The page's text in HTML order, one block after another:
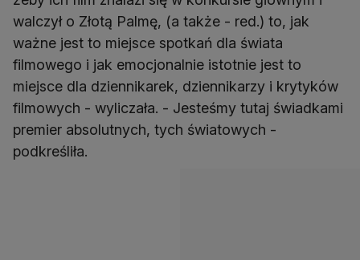
walczył o Złotą Palmę, (a także - red.) to, jak
ważne jest to miejsce spotkań dla świata
filmowego i jak emocjonalnie istotnie jest to
miejsce dla dziennikarek, dziennikarzy i krytyków
filmowych - wyliczała. - Jesteśmy tutaj świadkami
premier absolutnych, tych światowych -
podkreśliła.